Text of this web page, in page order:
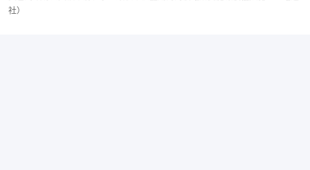
社）